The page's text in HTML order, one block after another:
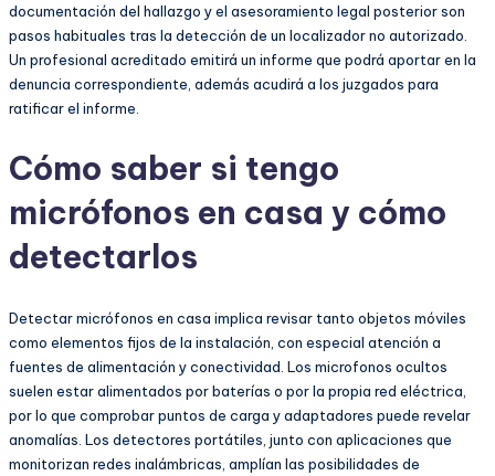
documentación del hallazgo y el asesoramiento legal posterior son
pasos habituales tras la detección de un localizador no autorizado.
Un profesional acreditado emitirá un informe que podrá aportar en la
denuncia correspondiente, además acudirá a los juzgados para
ratificar el informe.
Cómo saber si tengo
micrófonos en casa y cómo
detectarlos
Detectar micrófonos en casa implica revisar tanto objetos móviles
como elementos fijos de la instalación, con especial atención a
fuentes de alimentación y conectividad. Los microfonos ocultos
suelen estar alimentados por baterías o por la propia red eléctrica,
por lo que comprobar puntos de carga y adaptadores puede revelar
anomalías. Los detectores portátiles, junto con aplicaciones que
monitorizan redes inalámbricas, amplían las posibilidades de